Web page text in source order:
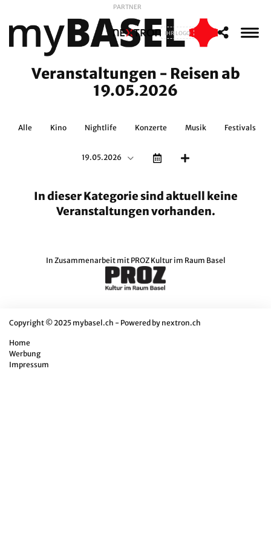
PARTNER
IHR LOGO
Veranstaltungen - Reisen ab
19.05.2026
Alle Kino Nightlife Konzerte Musik Festivals
19.05.2026
In dieser Kategorie sind aktuell keine
Veranstaltungen vorhanden.
In Zusammenarbeit mit PROZ Kultur im Raum Basel
Copyright © 2025 mybasel.ch - Powered by nextron.ch
Home
Werbung
Impressum